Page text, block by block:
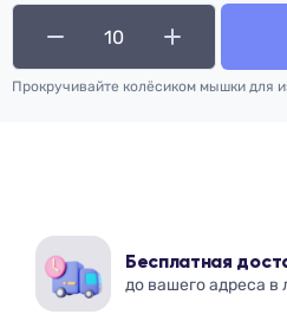
Прокручивайте колёсиком мышки для
Бесплатная
до вашего адреса в